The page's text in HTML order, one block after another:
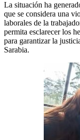
La situación ha
que se considera una
laborales de la
permita esclarecer los
para garantizar la
Sarabia.